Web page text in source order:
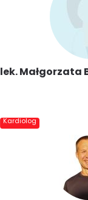
lek. Małgorzata
Kardiolog